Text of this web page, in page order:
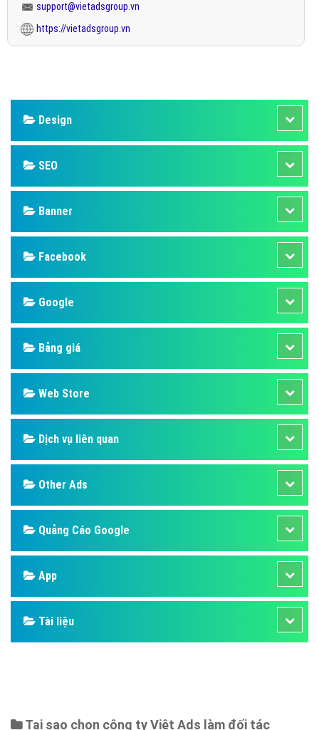
support@vietadsgroup.vn
https://vietadsgroup.vn
Design
SEO
Banner
Facebook
Google
Bảng giá
Web Store
Dịch vụ liên quan
Other Ads
Quảng Cáo Google
App
Tài liệu
Tại sao chọn công ty Việt Ads làm đối tác